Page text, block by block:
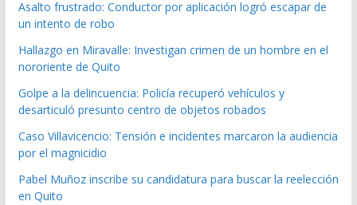
Asalto frustrado: Conductor por aplicación logró escapar de
un intento de robo
Hallazgo en Miravalle: Investigan crimen de un hombre en el
nororiente de Quito
Golpe a la delincuencia: Policía recuperó vehículos y
desarticuló presunto centro de objetos robados
Caso Villavicencio: Tensión e incidentes marcaron la audiencia
por el magnicidio
Pabel Muñoz inscribe su candidatura para buscar la reelección
en Quito